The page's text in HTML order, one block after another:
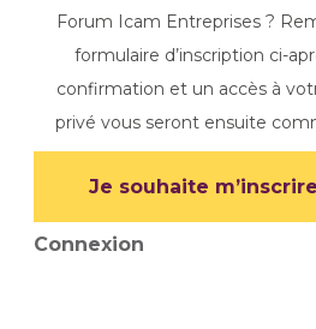
Forum Icam Entreprises ?
formulaire d’inscription ci-
confirmation et un accès à
privé vous seront ensuite
Je souhaite m’inscrire
Connexion